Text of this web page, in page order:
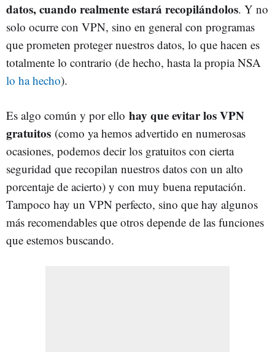
datos, cuando realmente estará recopilándolos. Y no
solo ocurre con VPN, sino en general con programas
que prometen proteger nuestros datos, lo que hacen es
totalmente lo contrario (de hecho, hasta la propia NSA
lo ha hecho).
Es algo común y por ello hay que evitar los VPN
gratuitos (como ya hemos advertido en numerosas
ocasiones, podemos decir los gratuitos con cierta
seguridad que recopilan nuestros datos con un alto
porcentaje de acierto) y con muy buena reputación.
Tampoco hay un VPN perfecto, sino que hay algunos
más recomendables que otros depende de las funciones
que estemos buscando.